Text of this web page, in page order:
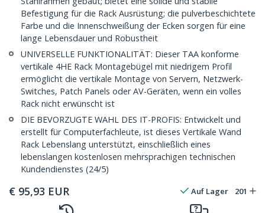
Befestigung für die Rack Ausrüstung; die pulverbeschichtete
Farbe und die Innenschweißung der Ecken sorgen für eine
lange Lebensdauer und Robustheit
UNIVERSELLE FUNKTIONALITÄT: Dieser TAA konforme
vertikale 4HE Rack Montagebügel mit niedrigem Profil
ermöglicht die vertikale Montage von Servern, Netzwerk-
Switches, Patch Panels oder AV-Geräten, wenn ein volles
Rack nicht erwünscht ist
DIE BEVORZUGTE WAHL DES IT-PROFIS: Entwickelt und
erstellt für Computerfachleute, ist dieses Vertikale Wand
Rack Lebenslang unterstützt, einschließlich eines
lebenslangen kostenlosen mehrsprachigen technischen
Kundendienstes (24/5)
€ 95,93 EUR Auf Lager 201